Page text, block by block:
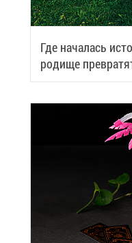
Где на­ча­лась
ро­ди­ще
че­ский центр